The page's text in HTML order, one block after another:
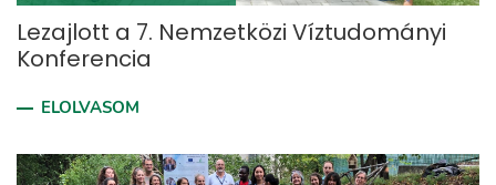
Lezajlott a 7. Nemzetközi Víztudományi
Konferencia
ELOLVASOM